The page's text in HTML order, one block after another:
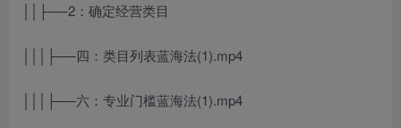
││├──2：确定经营类目
│││├──四：类目列表蓝海法(1).mp4
│││├──六：专业门槛蓝海法(1).mp4